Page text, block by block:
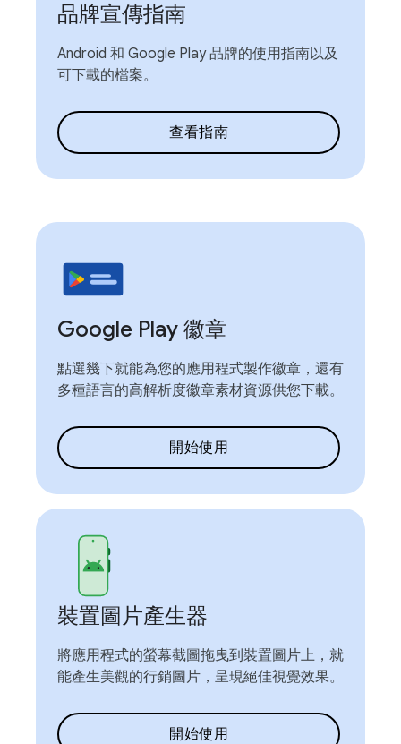
品牌宣傳指南
Android 和 Google Play 品牌的使用指南以及
可下載的檔案。
查看指南
Google Play 徽章
點選幾下就能為您的應用程式製作徽章，還有
多種語言的高解析度徽章素材資源供您下載。
開始使用
裝置圖片產生器
將應用程式的螢幕截圖拖曳到裝置圖片上，就
能產生美觀的行銷圖片，呈現絕佳視覺效果。
開始使用